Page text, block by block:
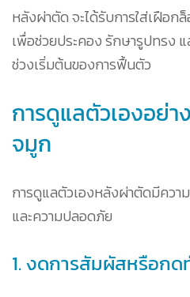
หลังผ่าตัด จะได้รับการใส่เฝือ
เพื่อช่วยประคอง รักษารูปทรง
ช่วงเริ่มต้นของการฟื้นตัว
การดูแลตัวเองอย่
จมูก
การดูแลตัวเองหลังผ่าตัดมีคว
และความปลอดภัย
1. งดการสัมผัสหรือกด